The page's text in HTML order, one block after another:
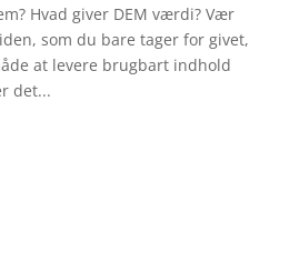
Hvad giver DEM værdi? Vær
som du bare tager for givet,
at levere brugbart indhold
det...